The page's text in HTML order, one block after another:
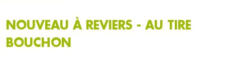
NOUVEAU À REVIERS - AU TIRE
BOUCHON